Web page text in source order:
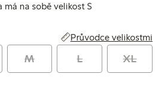
má na sobě velikost S
Průvodce velikostmi
M L XL